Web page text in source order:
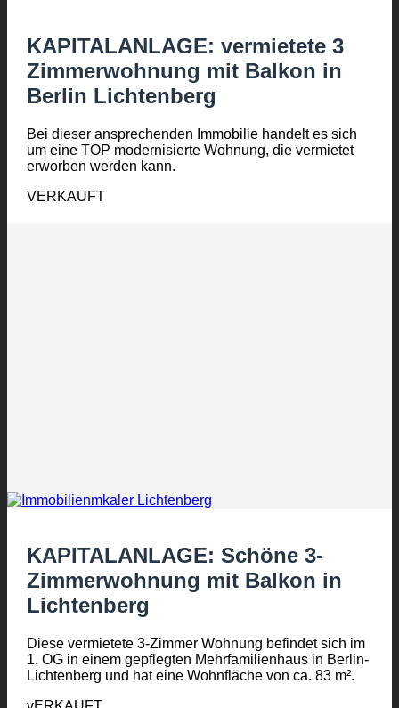
KAPITALANLAGE: vermietete 3
Zimmerwohnung mit Balkon in
Berlin Lichtenberg
Bei dieser ansprechenden Immobilie handelt es sich
um eine TOP modernisierte Wohnung, die vermietet
erworben werden kann.
VERKAUFT
KAPITALANLAGE: Schöne 3-
Zimmerwohnung mit Balkon in
Lichtenberg
Diese vermietete 3-Zimmer Wohnung befindet sich im
1. OG in einem gepflegten Mehrfamilienhaus in Berlin-
Lichtenberg und hat eine Wohnfläche von ca. 83 m².